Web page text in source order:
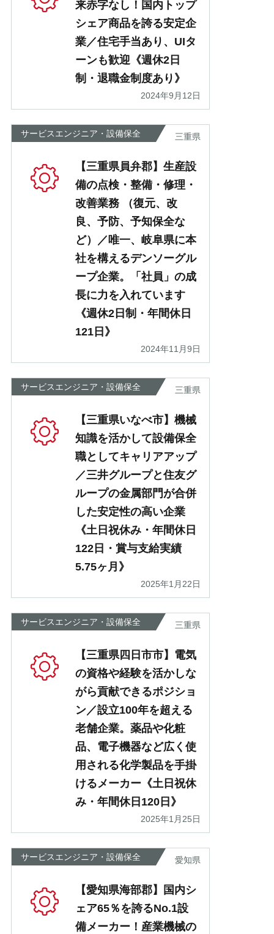
来赤字なし！国内トップ
シェア商品を誇る安定企
業／住宅手当あり、UIタ
ーンも歓迎《週休2日
制・退職金制度あり》
2024年9月12日
サービスエンジニア・設備保全 三重県
【三重県員弁郡】生産設
備の点検・整備・修理・
改善業務 （復元、改
良、予防、予知保全な
ど）／唯一、岐阜県に本
社を構えるデンソーグル
ープ企業。「社員」の成
長に力を入れています
《週休2日制・年間休日
121日》
2024年11月9日
サービスエンジニア・設備保全 三重県
【三重県いなべ市】機械
知識を活かして設備保全
職としてキャリアアップ
／三井グループと住友グ
ループの金属部門が合併
した安定性の高い企業
《土日祝休み・年間休日
122日・賞与支給実績
5.75ヶ月》
2025年1月22日
サービスエンジニア・設備保全 三重県
【三重県四日市市】電気
の資格や経験を活かしな
がら貢献できるポジショ
ン／設立100年を超える
老舗企業。薬品や化粧
品、電子機器など広く使
用される化学製品を手掛
けるメーカー《土日祝休
み・年間休日120日》
2025年1月25日
サービスエンジニア・設備保全 愛知県
【愛知県海部郡】国内シ
ェア65％を誇るNo.1設
備メーカー！産業機械の